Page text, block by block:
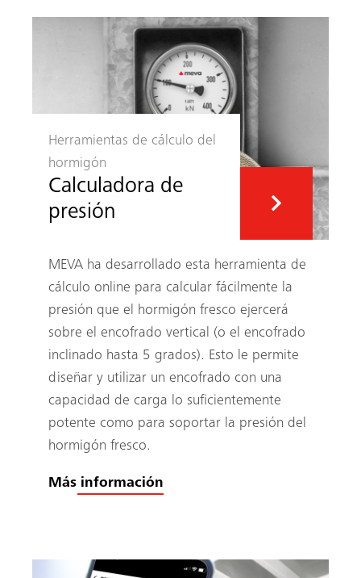
Herramientas de cálculo del
hormigón
Calculadora de
presión
MEVA ha desarrollado esta herramienta de
cálculo online para calcular fácilmente la
presión que el hormigón fresco ejercerá
sobre el encofrado vertical (o el encofrado
inclinado hasta 5 grados). Esto le permite
diseñar y utilizar un encofrado con una
capacidad de carga lo suficientemente
potente como para soportar la presión del
hormigón fresco.
Más información